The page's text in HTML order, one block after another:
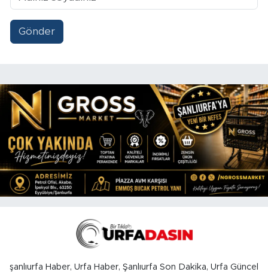
Gönder
şanlıurfa Haber, Urfa Haber, Şanlıurfa Son Dakika, Urfa Güncel